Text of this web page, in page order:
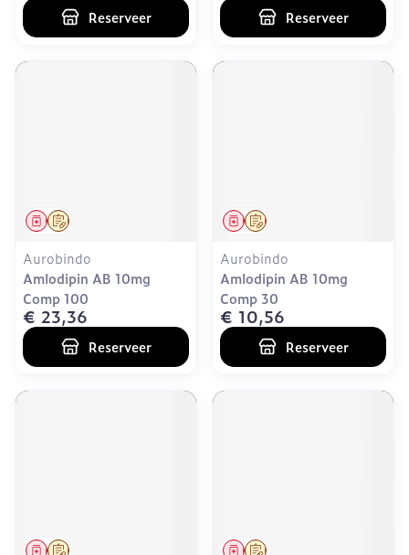
Reserveer Reserveer
Op voorschrift
Geneesmiddel
Aurobindo
Amlodipin AB 10mg
Comp 100
€ 23,36
Reserveer
Op voorschrift
Geneesmiddel
Aurobindo
Amlodipin AB 10mg
Comp 30
€ 10,56
Reserveer
Op voorschrift
Geneesmiddel Op voorschrift
Geneesmiddel